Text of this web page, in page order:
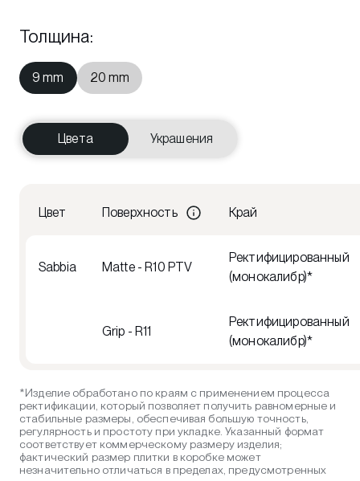
Толщина:
9 mm 20 mm
Цвета Украшения
Цвет Поверхность Край
Sabbia Matte - R10 PTV
Ректифицированный
(монокалибр)*
Grip - R11
Ректифицированный
(монокалибр)*
*Изделие обработано по краям с применением процесса
ректификации, который позволяет получить равномерные и
стабильные размеры, обеспечивая большую точность,
регулярность и простоту при укладке. Указанный формат
соответствует коммерческому размеру изделия;
фактический размер плитки в коробке может
незначительно отличаться в пределах, предусмотренных